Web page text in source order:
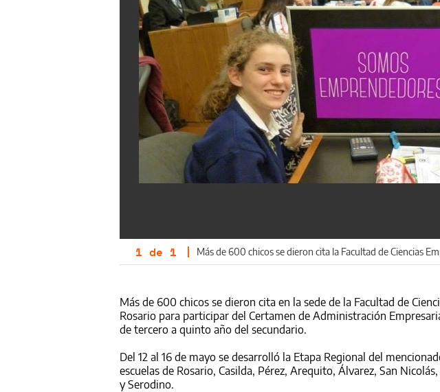
1 de 1 | Más de 600 chicos se dieron cita la Facultad de Ciencias
Más de 600 chicos se dieron cita en la sede de la Facultad de
Rosario para participar del Certamen de Administración
de tercero a quinto año del secundario.
Del 12 al 16 de mayo se desarrolló la Etapa Regional del
escuelas de Rosario, Casilda, Pérez, Arequito, Álvarez, San
y Serodino.